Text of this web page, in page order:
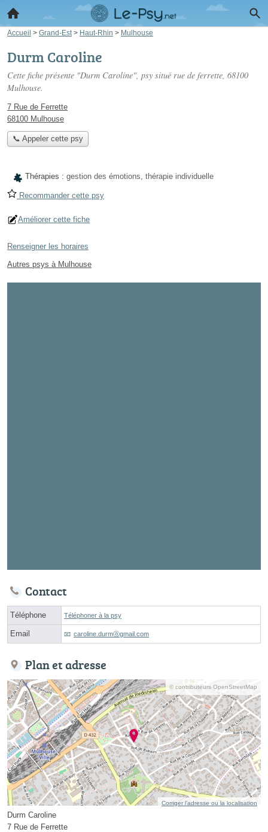
Accueil > Grand-Est > Haut-Rhin > Mulhouse
Durm Caroline
Cette fiche présente "Durm Caroline", psy situé rue de ferrette, 68100
Mulhouse.
7 Rue de Ferrette
68100 Mulhouse
📞 Appeler cette psy
Thérapies : gestion des émotions, thérapie individuelle
Recommander cette psy
Améliorer cette fiche
Renseigner les horaires
Autres psys à Mulhouse
Contact
Téléphone Téléphoner à la psy
Email caroline.durmⓐgmail.com
Plan et adresse
© contributeurs OpenStreetMap
Corriger l’adresse ou la localisation
Durm Caroline
7 Rue de Ferrette